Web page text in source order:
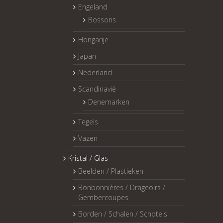
Engeland
Bossons
Hongarije
Japan
Nederland
Scandinavië
Denemarken
Tegels
Vazen
Kristal / Glas
Beelden / Plastieken
Bonbonnières / Drageoirs /
Gembercoupes
Borden / Schalen / Schotels